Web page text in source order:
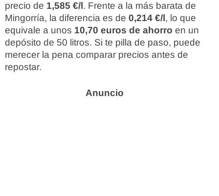
precio de 1,585 €/l. Frente a la más barata de
Mingorría, la diferencia es de 0,214 €/l, lo que
equivale a unos 10,70 euros de ahorro en un
depósito de 50 litros. Si te pilla de paso, puede
merecer la pena comparar precios antes de
repostar.